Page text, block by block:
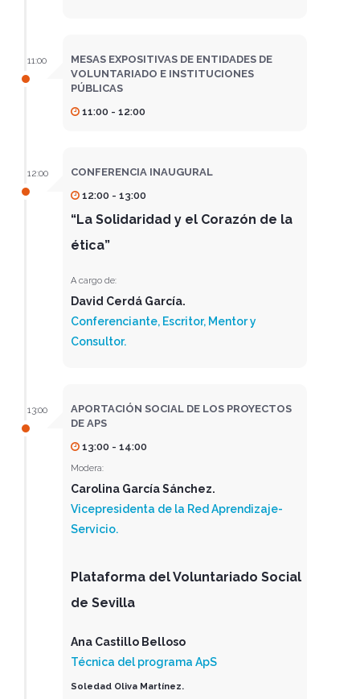
11:00
MESAS EXPOSITIVAS DE ENTIDADES DE
VOLUNTARIADO E INSTITUCIONES
PÚBLICAS
11:00 - 12:00
12:00
CONFERENCIA INAUGURAL
12:00 - 13:00
“La Solidaridad y el Corazón de la
ética”
A cargo de:
David Cerdá García.
Conferenciante, Escritor, Mentor y
Consultor.
13:00
APORTACIÓN SOCIAL DE LOS PROYECTOS
DE APS
13:00 - 14:00
Modera:
Carolina García Sánchez.
Vicepresidenta de la Red Aprendizaje-
Servicio.
Plataforma del Voluntariado Social
de Sevilla
Ana Castillo Belloso
Técnica del programa ApS
Soledad Oliva Martínez.